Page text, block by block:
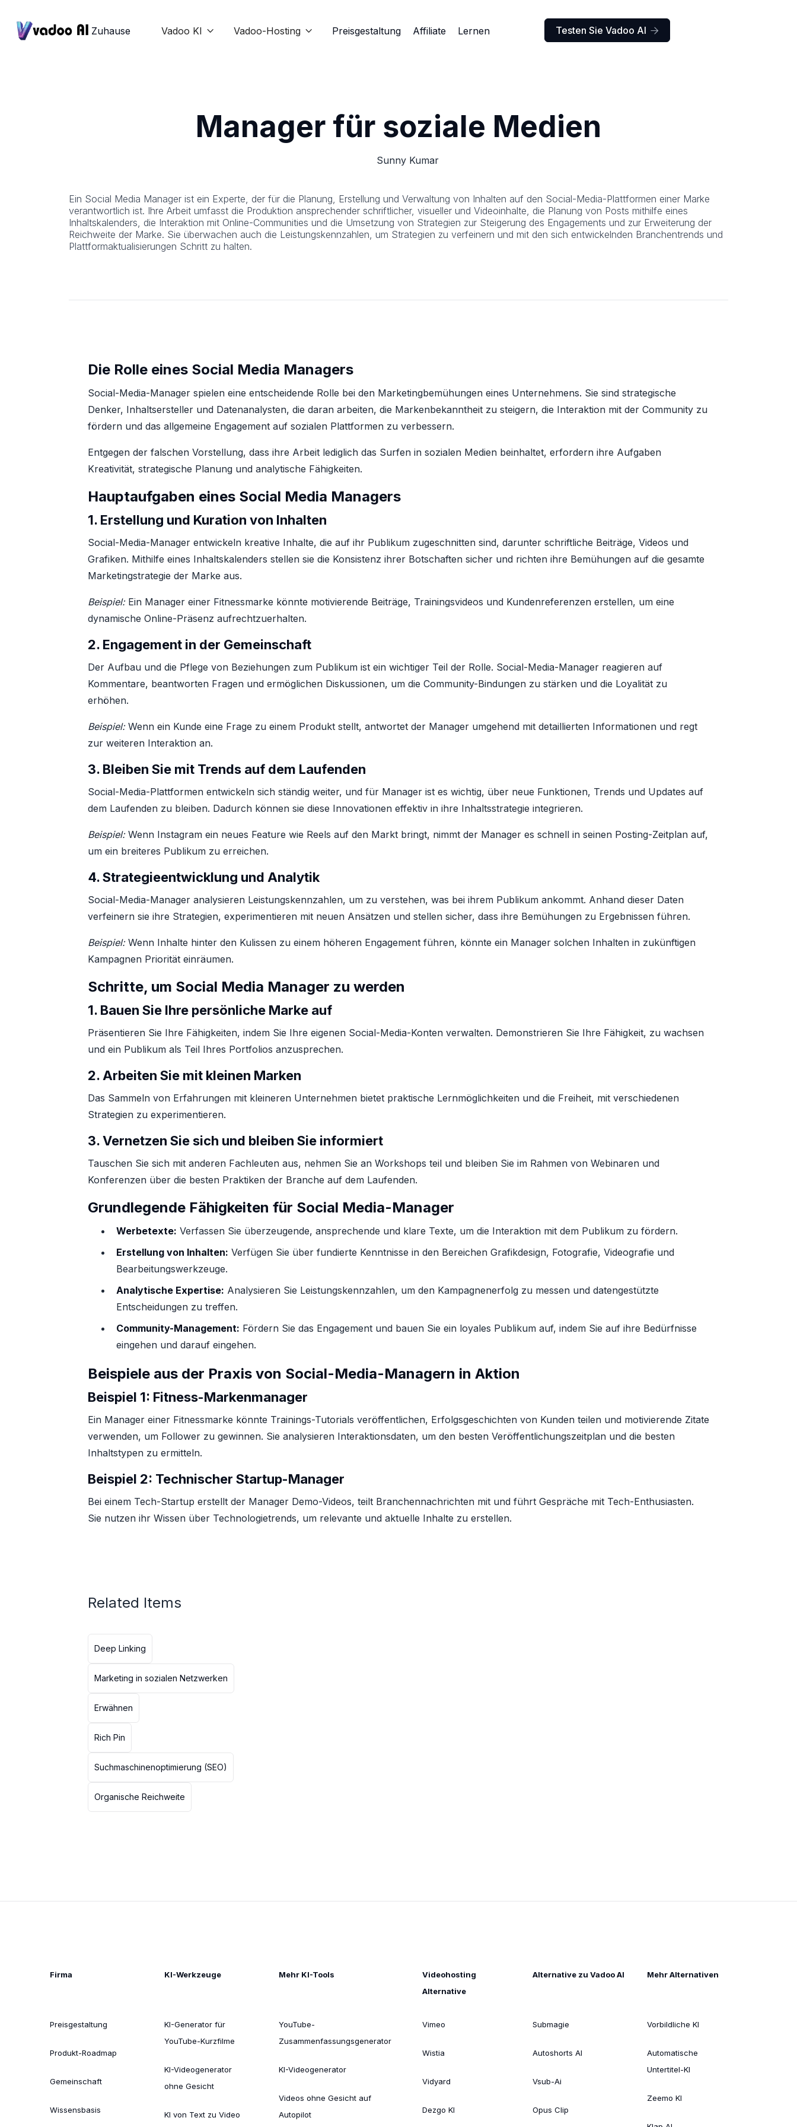
Zuhause Vadoo KI  Vadoo-Hosting  Preisgestaltung Affiliate Lernen Testen Sie Vadoo AI 
Manager für soziale Medien
Sunny Kumar
Ein Social Media Manager ist ein Experte, der für die Planung, Erstellung und Verwaltung von Inhalten auf den Social-Media-Plattformen einer Marke
verantwortlich ist. Ihre Arbeit umfasst die Produktion ansprechender schriftlicher, visueller und Videoinhalte, die Planung von Posts mithilfe eines
Inhaltskalenders, die Interaktion mit Online-Communities und die Umsetzung von Strategien zur Steigerung des Engagements und zur Erweiterung der
Reichweite der Marke. Sie überwachen auch die Leistungskennzahlen, um Strategien zu verfeinern und mit den sich entwickelnden Branchentrends und
Plattformaktualisierungen Schritt zu halten.
Die Rolle eines Social Media Managers
Social-Media-Manager spielen eine entscheidende Rolle bei den Marketingbemühungen eines Unternehmens. Sie sind strategische
Denker, Inhaltsersteller und Datenanalysten, die daran arbeiten, die Markenbekanntheit zu steigern, die Interaktion mit der Community zu
fördern und das allgemeine Engagement auf sozialen Plattformen zu verbessern.
Entgegen der falschen Vorstellung, dass ihre Arbeit lediglich das Surfen in sozialen Medien beinhaltet, erfordern ihre Aufgaben
Kreativität, strategische Planung und analytische Fähigkeiten.
Hauptaufgaben eines Social Media Managers
1. Erstellung und Kuration von Inhalten
Social-Media-Manager entwickeln kreative Inhalte, die auf ihr Publikum zugeschnitten sind, darunter schriftliche Beiträge, Videos und
Grafiken. Mithilfe eines Inhaltskalenders stellen sie die Konsistenz ihrer Botschaften sicher und richten ihre Bemühungen auf die gesamte
Marketingstrategie der Marke aus.
Beispiel:Ein Manager einer Fitnessmarke könnte motivierende Beiträge, Trainingsvideos und Kundenreferenzen erstellen, um eine
dynamische Online-Präsenz aufrechtzuerhalten.
2. Engagement in der Gemeinschaft
Der Aufbau und die Pflege von Beziehungen zum Publikum ist ein wichtiger Teil der Rolle. Social-Media-Manager reagieren auf
Kommentare, beantworten Fragen und ermöglichen Diskussionen, um die Community-Bindungen zu stärken und die Loyalität zu
erhöhen.
Beispiel:Wenn ein Kunde eine Frage zu einem Produkt stellt, antwortet der Manager umgehend mit detaillierten Informationen und regt
zur weiteren Interaktion an.
3. Bleiben Sie mit Trends auf dem Laufenden
Social-Media-Plattformen entwickeln sich ständig weiter, und für Manager ist es wichtig, über neue Funktionen, Trends und Updates auf
dem Laufenden zu bleiben. Dadurch können sie diese Innovationen effektiv in ihre Inhaltsstrategie integrieren.
Beispiel:Wenn Instagram ein neues Feature wie Reels auf den Markt bringt, nimmt der Manager es schnell in seinen Posting-Zeitplan auf,
um ein breiteres Publikum zu erreichen.
4.Strategieentwicklung und Analytik
Social-Media-Manager analysieren Leistungskennzahlen, um zu verstehen, was bei ihrem Publikum ankommt. Anhand dieser Daten
verfeinern sie ihre Strategien, experimentieren mit neuen Ansätzen und stellen sicher, dass ihre Bemühungen zu Ergebnissen führen.
Beispiel:Wenn Inhalte hinter den Kulissen zu einem höheren Engagement führen, könnte ein Manager solchen Inhalten in zukünftigen
Kampagnen Priorität einräumen.
Schritte, um Social Media Manager zu werden
1. Bauen Sie Ihre persönliche Marke auf
Präsentieren Sie Ihre Fähigkeiten, indem Sie Ihre eigenen Social-Media-Konten verwalten. Demonstrieren Sie Ihre Fähigkeit, zu wachsen
und ein Publikum als Teil Ihres Portfolios anzusprechen.
2. Arbeiten Sie mit kleinen Marken
Das Sammeln von Erfahrungen mit kleineren Unternehmen bietet praktische Lernmöglichkeiten und die Freiheit, mit verschiedenen
Strategien zu experimentieren.
3.Vernetzen Sie sich und bleiben Sie informiert
Tauschen Sie sich mit anderen Fachleuten aus, nehmen Sie an Workshops teil und bleiben Sie im Rahmen von Webinaren und
Konferenzen über die besten Praktiken der Branche auf dem Laufenden.
Grundlegende Fähigkeiten für Social Media-Manager
Werbetexte: Verfassen Sie überzeugende, ansprechende und klare Texte, um die Interaktion mit dem Publikum zu fördern.
Erstellung von Inhalten: Verfügen Sie über fundierte Kenntnisse in den Bereichen Grafikdesign, Fotografie, Videografie und
Bearbeitungswerkzeuge.
Analytische Expertise: Analysieren Sie Leistungskennzahlen, um den Kampagnenerfolg zu messen und datengestützte
Entscheidungen zu treffen.
Community-Management: Fördern Sie das Engagement und bauen Sie ein loyales Publikum auf, indem Sie auf ihre Bedürfnisse
eingehen und darauf eingehen.
Beispiele aus der Praxis von Social-Media-Managern in Aktion
Beispiel 1: Fitness-Markenmanager
Ein Manager einer Fitnessmarke könnte Trainings-Tutorials veröffentlichen, Erfolgsgeschichten von Kunden teilen und motivierende Zitate
verwenden, um Follower zu gewinnen. Sie analysieren Interaktionsdaten, um den besten Veröffentlichungszeitplan und die besten
Inhaltstypen zu ermitteln.
Beispiel 2: Technischer Startup-Manager
Bei einem Tech-Startup erstellt der Manager Demo-Videos, teilt Branchennachrichten mit und führt Gespräche mit Tech-Enthusiasten.
Sie nutzen ihr Wissen über Technologietrends, um relevante und aktuelle Inhalte zu erstellen.
Related Items
Deep Linking
Marketing in sozialen Netzwerken
Erwähnen
Rich Pin
Suchmaschinenoptimierung (SEO)
Organische Reichweite
Firma
Preisgestaltung
Produkt-Roadmap
Gemeinschaft
Wissensbasis
KI-Werkzeuge
KI-Generator für
YouTube-Kurzfilme
KI-Videogenerator
ohne Gesicht
KI von Text zu Video
Mehr KI-Tools
YouTube-
Zusammenfassungsgenerator
KI-Videogenerator
Videos ohne Gesicht auf
Autopilot
Videohosting
Alternative
Vimeo
Wistia
Vidyard
Dezgo KI
Alternative zu Vadoo AI
Submagie
Autoshorts AI
Vsub-Ai
Opus Clip
Mehr Alternativen
Vorbildliche KI
Automatische
Untertitel-KI
Zeemo KI